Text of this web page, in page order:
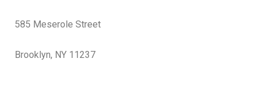
585 Meserole Street
Brooklyn, NY 11237